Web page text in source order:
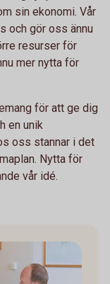
sin ekonomi. Vår
och gör oss ännu
resurser för
mer nytta för
för att ge dig
en unik
oss stannar i det
Nytta för
vår idé.